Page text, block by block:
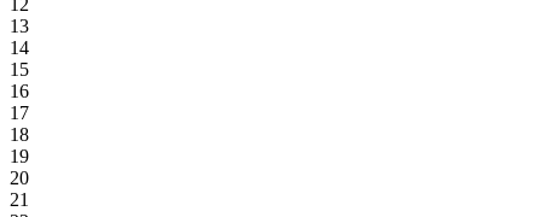
12
13
14
15
16
17
18
19
20
21